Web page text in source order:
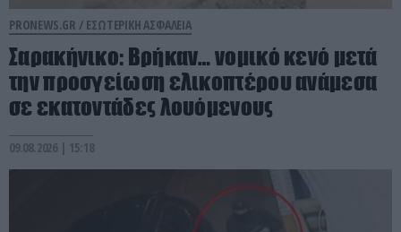
PRONEWS.GR / ΕΣΩΤΕΡΙΚΗ ΑΣΦΑΛΕΙΑ
Σαρακήνικο: Βρήκαν… νομικό κενό μετά
την προσγείωση ελικοπτέρου ανάμεσα
σε εκατοντάδες λουόμενους
09.08.2026 | 15:18